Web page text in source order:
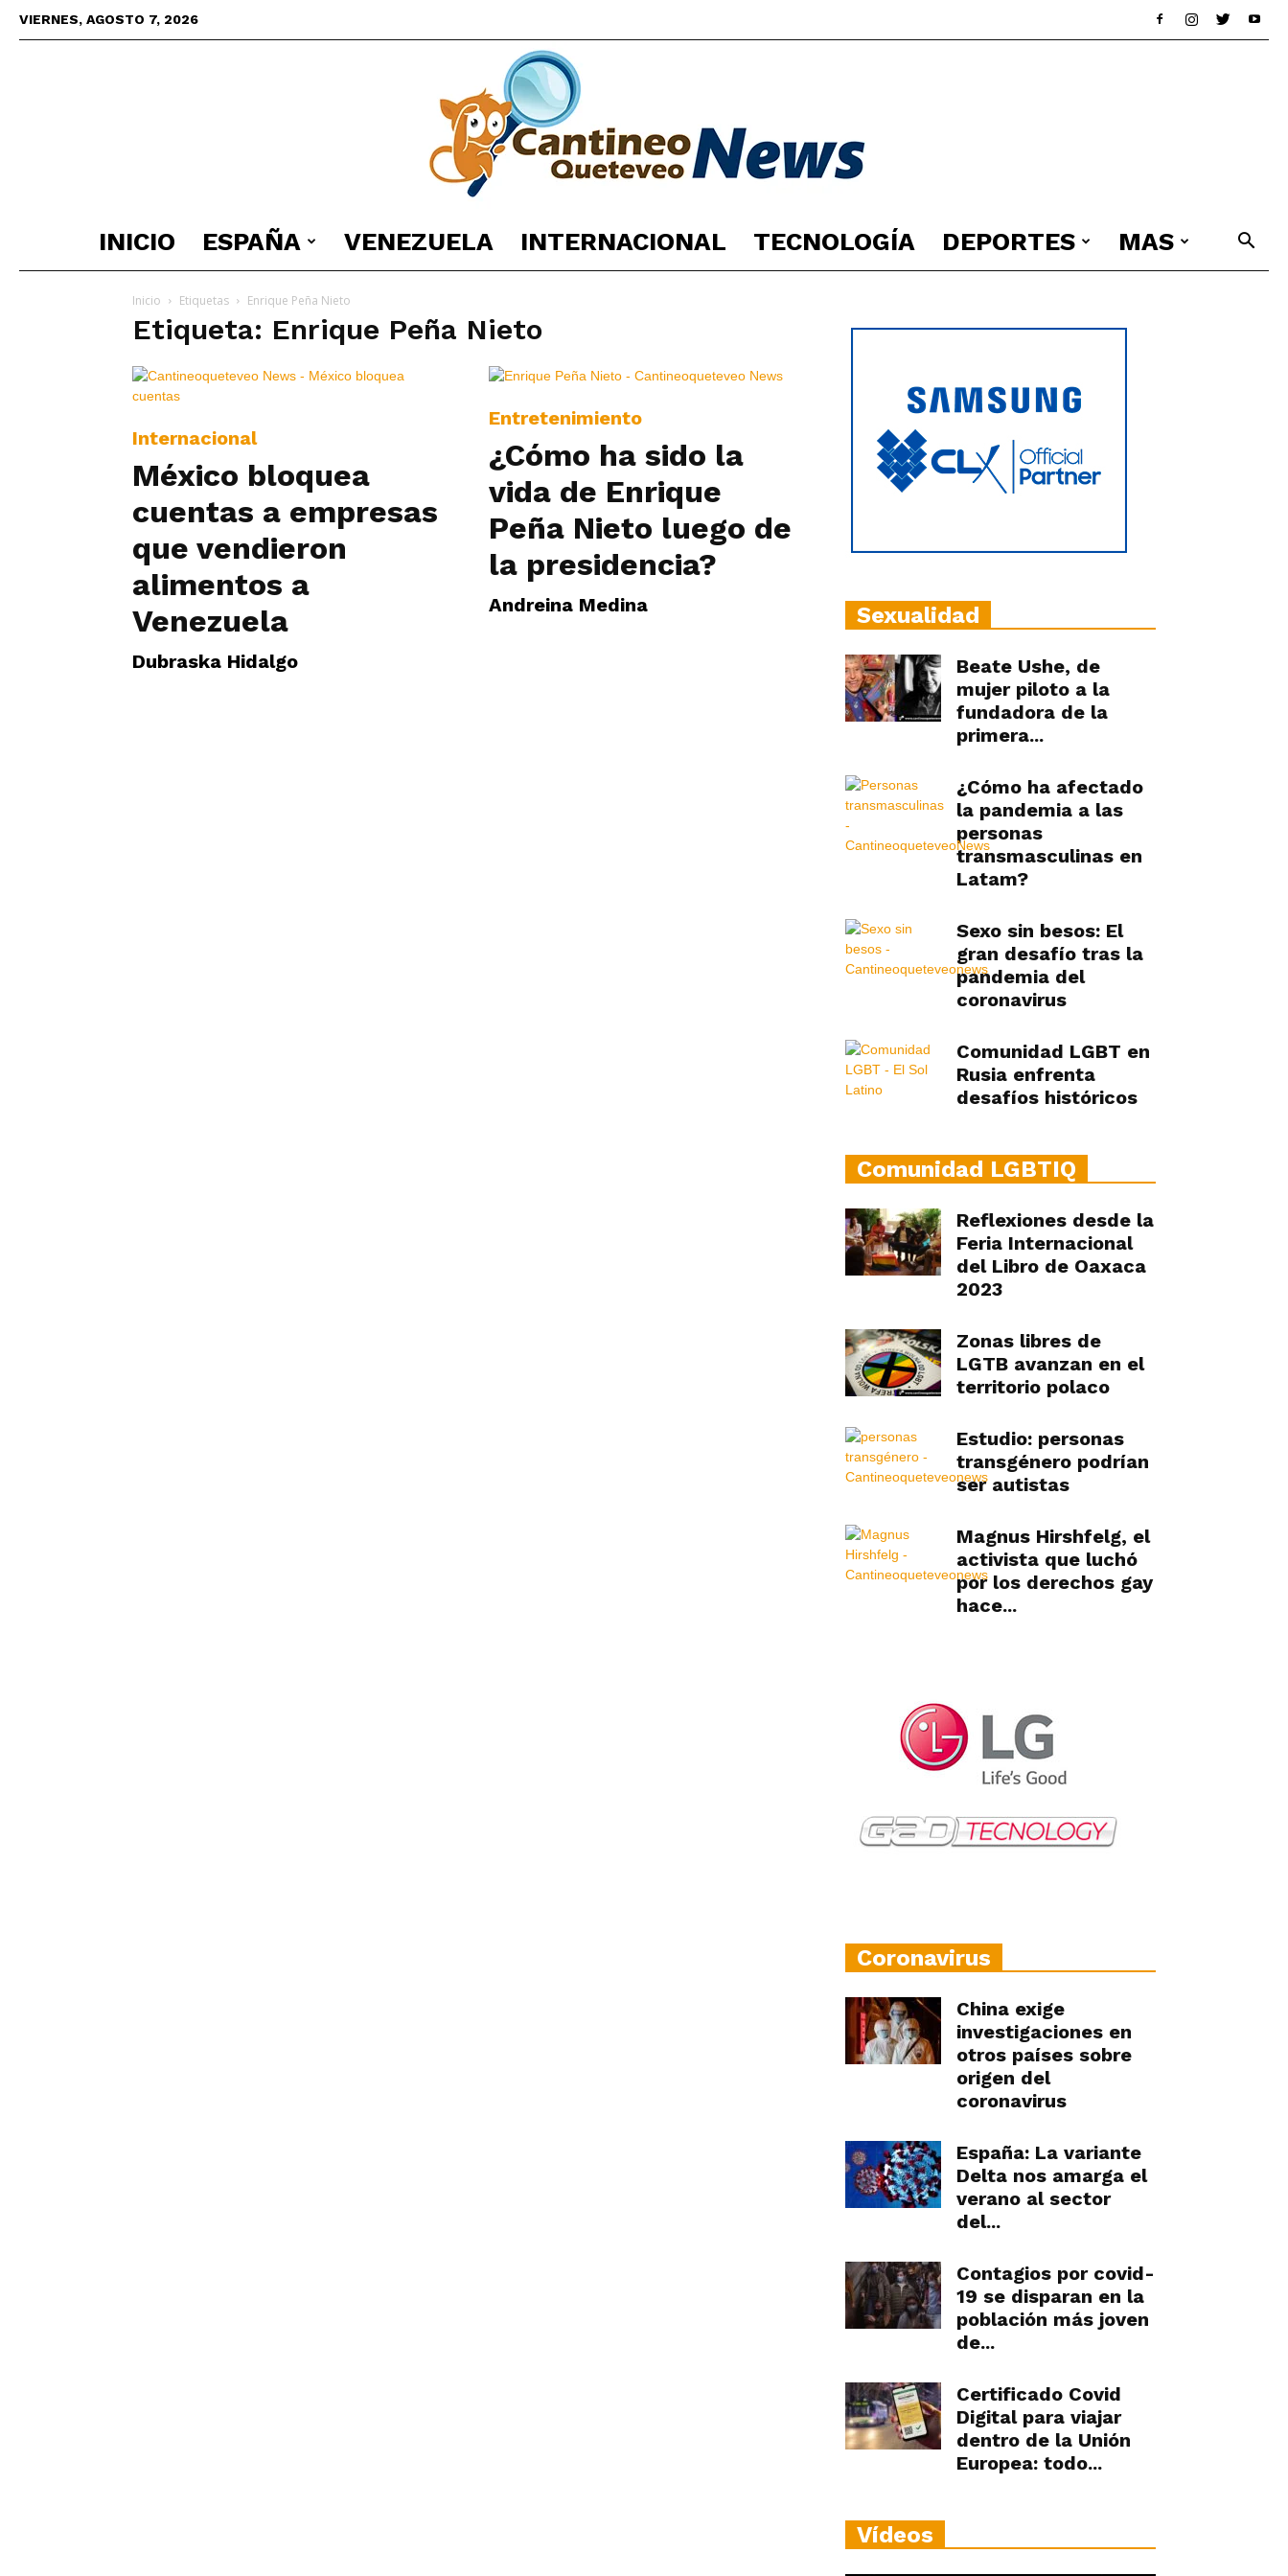
VIERNES, AGOSTO 7, 2026
España
hoy
INICIO ESPAÑA VENEZUELA INTERNACIONAL TECNOLOGÍA DEPORTES MAS
Inicio Etiquetas Enrique Peña Nieto
Etiqueta: Enrique Peña Nieto
Internacional
México bloquea
cuentas a empresas
que vendieron
alimentos a
Venezuela
Dubraska Hidalgo
Entretenimiento
¿Cómo ha sido la
vida de Enrique
Peña Nieto luego de
la presidencia?
Andreina Medina Sexualidad
Beate Ushe, de
mujer piloto a la
fundadora de la
primera...
¿Cómo ha afectado
la pandemia a las
personas
transmasculinas en
Latam?
Sexo sin besos: El
gran desafío tras la
pandemia del
coronavirus
Comunidad LGBT en
Rusia enfrenta
desafíos históricos
Comunidad LGBTIQ
Reflexiones desde la
Feria Internacional
del Libro de Oaxaca
2023
Zonas libres de
LGTB avanzan en el
territorio polaco
Estudio: personas
transgénero podrían
ser autistas
Magnus Hirshfelg, el
activista que luchó
por los derechos gay
hace...
Coronavirus
China exige
investigaciones en
otros países sobre
origen del
coronavirus
España: La variante
Delta nos amarga el
verano al sector
del...
Contagios por covid-
19 se disparan en la
población más joven
de...
Certificado Covid
Digital para viajar
dentro de la Unión
Europea: todo...
Vídeos